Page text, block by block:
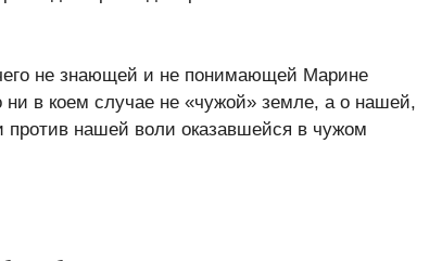
не знающей и не понимающей Марине
ни в коем случае не «чужой» земле, а о нашей,
против нашей воли оказавшейся в чужом